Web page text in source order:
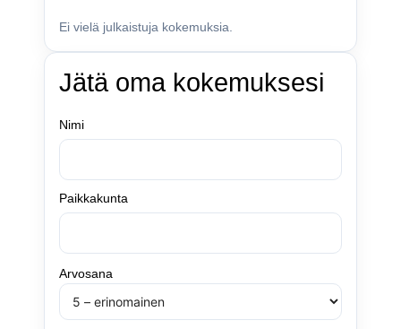
Ei vielä julkaistuja kokemuksia.
Jätä oma kokemuksesi
Nimi
Paikkakunta
Arvosana